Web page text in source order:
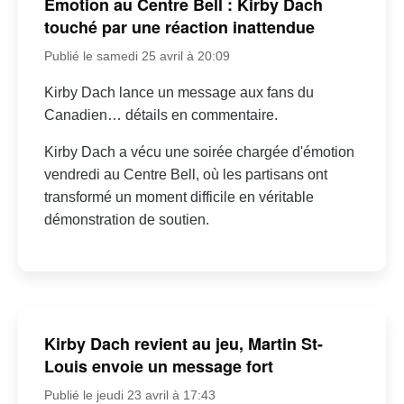
touché par une réaction inattendue
Publié le samedi 25 avril à 20:09
Kirby Dach lance un message aux fans du
Canadien… détails en commentaire.
Kirby Dach a vécu une soirée chargée d'émotion
vendredi au Centre Bell, où les partisans ont
transformé un moment difficile en véritable
démonstration de soutien.
Kirby Dach revient au jeu, Martin St-
Louis envoie un message fort
Publié le jeudi 23 avril à 17:43